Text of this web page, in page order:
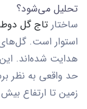
تحلیل می‌شود؟
ساختار تاج گل
استوار است.
هدایت شده‌اند.
حد واقعی به نظر
زمین تا ارتفاع بیش از 2 متر ایجاد